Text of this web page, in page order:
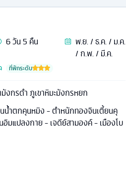
6วัน5 คืน
พ.ย. / ธ.ค. / ม.ค.
/ ก.พ. / มี.ค.
ที่พักระดับ
งกรดำ ภูเขาหิมะมังกรหยก
น้ำตกคุนหมิง - ตำหนักทองจินเตี้ยนคุ
มแปลงกาย - เจดีย์สามองค์ - เมืองโบ